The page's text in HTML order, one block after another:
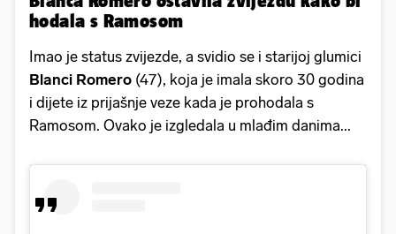
hodala s Ramosom
Imao je status zvijezde, a svidio se i starijoj glumici
Blanci Romero (47), koja je imala skoro 30 godina
i dijete iz prijašnje veze kada je prohodala s
Ramosom. Ovako je izgledala u mlađim danima...